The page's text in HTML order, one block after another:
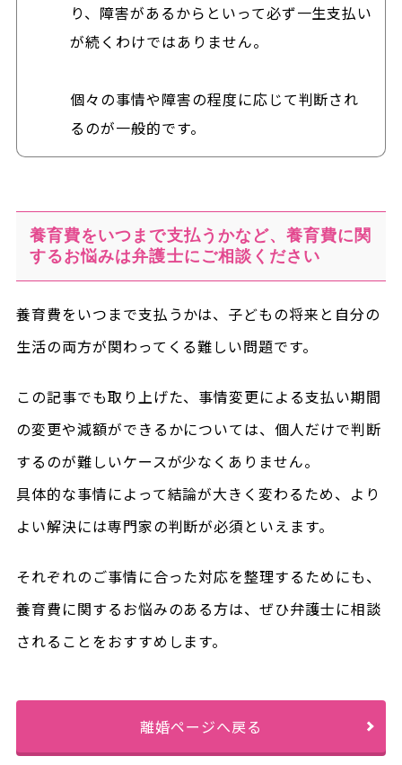
り、障害があるからといって必ず一生支払い
が続くわけではありません。
個々の事情や障害の程度に応じて判断され
るのが一般的です。
養育費をいつまで支払うかなど、養育費に関
するお悩みは弁護士にご相談ください
養育費をいつまで支払うかは、子どもの将来と自分の
生活の両方が関わってくる難しい問題です。
この記事でも取り上げた、事情変更による支払い期間
の変更や減額ができるかについては、個人だけで判断
するのが難しいケースが少なくありません。
具体的な事情によって結論が大きく変わるため、より
よい解決には専門家の判断が必須といえます。
それぞれのご事情に合った対応を整理するためにも、
養育費に関するお悩みのある方は、ぜひ弁護士に相談
されることをおすすめします。
離婚ページへ戻る